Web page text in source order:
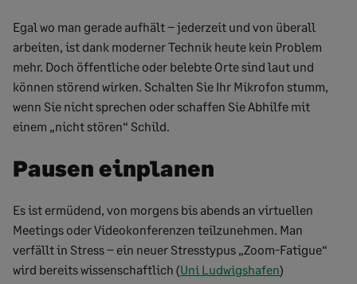
Egal wo man gerade aufhält – jederzeit und von überall
arbeiten, ist dank moderner Technik heute kein Problem
mehr. Doch öffentliche oder belebte Orte sind laut und
können störend wirken. Schalten Sie Ihr Mikrofon stumm,
wenn Sie nicht sprechen oder schaffen Sie Abhilfe mit
einem „nicht stören“ Schild.
Pausen einplanen
Es ist ermüdend, von morgens bis abends an virtuellen
Meetings oder Videokonferenzen teilzunehmen. Man
verfällt in Stress – ein neuer Stresstypus „Zoom-Fatigue“
wird bereits wissenschaftlich (Uni Ludwigshafen)